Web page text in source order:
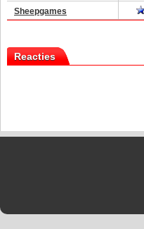
Sheepgames
Reacties